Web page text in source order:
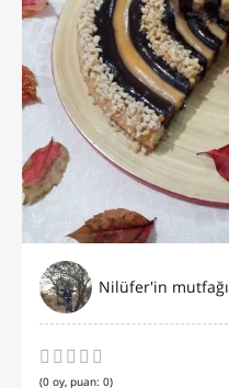
Nilüfer'in mutfağı
(0 oy, puan: 0)